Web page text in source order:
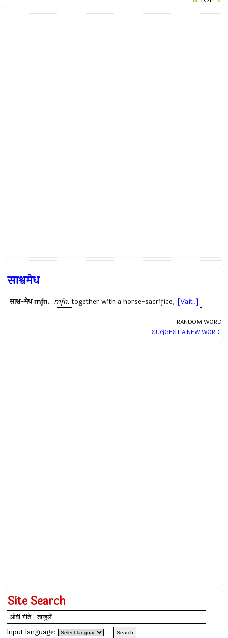
साश्वमेध
साश्व-मेधmfn. mfn. together with a horse-sacrifice, [Vait.]
RANDOM WORD
SUGGEST A NEW WORD!
Site Search
Input language: